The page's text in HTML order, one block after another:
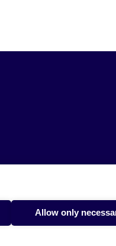
Allow only